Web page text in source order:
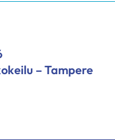
– Tampere